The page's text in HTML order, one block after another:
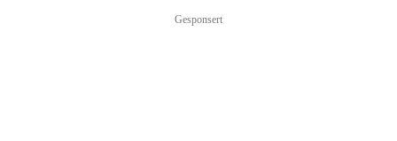
Gesponsert